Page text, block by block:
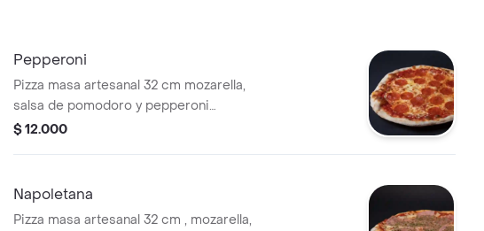
Pepperoni
Pizza masa artesanal 32 cm mozarella,
salsa de pomodoro y pepperoni
americano.
$ 12.000
Napoletana
Pizza masa artesanal 32 cm , mozarella,